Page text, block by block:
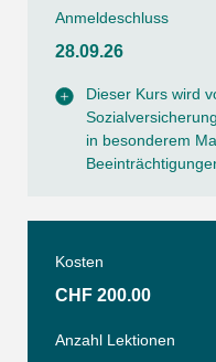
Anmeldeschluss
28.09.26
Dieser Kurs wird
in besonderem
Kosten
CHF 200.00
Anzahl Lektionen